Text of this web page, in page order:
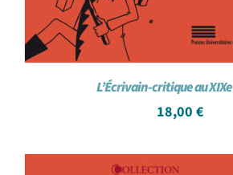
L’Écrivain-critique au
18,00 €